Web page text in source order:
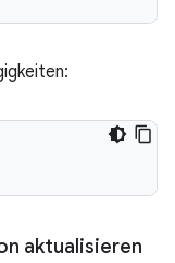
aktualisieren